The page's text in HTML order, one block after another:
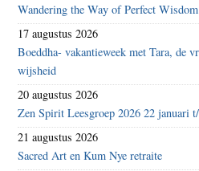
Wandering the Way of Perfect Wisdom
17 augustus 2026
Boeddha- vakantieweek met Tara, de
wijsheid
20 augustus 2026
Zen Spirit Leesgroep 2026 22 januari
21 augustus 2026
Sacred Art en Kum Nye retraite